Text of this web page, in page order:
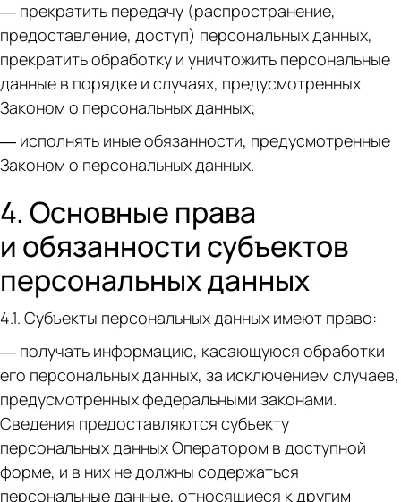
— прекратить передачу (распространение,
предоставление, доступ) персональных данных,
прекратить обработку и уничтожить персональные
данные в порядке и случаях, предусмотренных
Законом о персональных данных;
— исполнять иные обязанности, предусмотренные
Законом о персональных данных.
4. Основные права
и обязанности субъектов
персональных данных
4.1. Субъекты персональных данных имеют право:
— получать информацию, касающуюся обработки
его персональных данных, за исключением случаев,
предусмотренных федеральными законами.
Сведения предоставляются субъекту
персональных данных Оператором в доступной
форме, и в них не должны содержаться
персональные данные, относящиеся к другим